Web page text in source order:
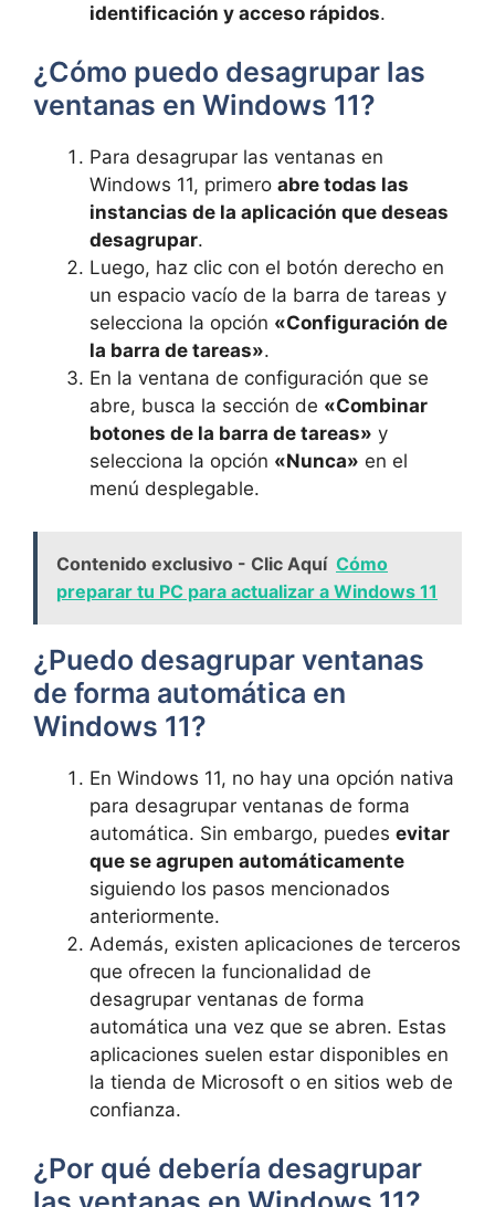
identificación y acceso rápidos.
¿Cómo puedo desagrupar las
ventanas en Windows 11?
Para desagrupar las ventanas en
Windows 11, primero abre todas las
instancias de la aplicación que deseas
desagrupar.
Luego, haz clic con el botón derecho en
un espacio vacío de la barra de tareas y
selecciona la opción «Configuración de
la barra de tareas».
En la ventana de configuración que se
abre, busca la sección de «Combinar
botones de la barra de tareas» y
selecciona la opción «Nunca» en el
menú desplegable.
Contenido exclusivo - Clic Aquí Cómo
preparar tu PC para actualizar a Windows 11
¿Puedo desagrupar ventanas
de forma automática en
Windows 11?
En Windows 11, no hay una opción nativa
para desagrupar ventanas de forma
automática. Sin embargo, puedes evitar
que se agrupen automáticamente
siguiendo los pasos mencionados
anteriormente.
Además, existen aplicaciones de terceros
que ofrecen la funcionalidad de
desagrupar ventanas de forma
automática una vez que se abren. Estas
aplicaciones suelen estar disponibles en
la tienda de Microsoft o en sitios web de
confianza.
¿Por qué debería desagrupar